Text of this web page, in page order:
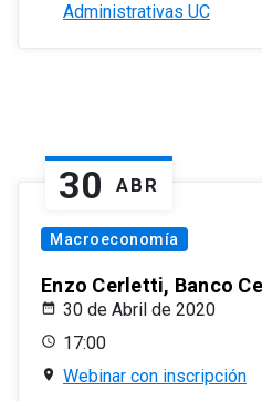
Administrativas UC
30 ABR
Macroeconomía
Enzo Cerletti, Banco
30 de Abril de 2020
17:00
Webinar con inscripción